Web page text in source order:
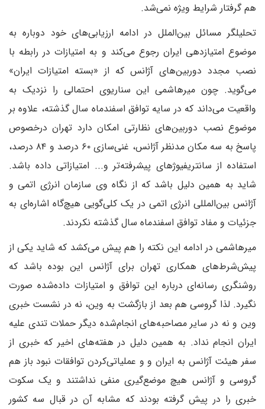
هم گرفتار شرایط ویژه نمی‌شد.
تحلیلگر مسائل بین‌الملل در ادامه ارزیابی‌های خود دوباره به
موضوع امتیازدهی ایران رجوع می‌کند و به امتیازات در رابطه با
نصب مجدد دوربین‌های آژانس که از «بسته امتیازات ایران»
می‌گوید. چون میرهاشمی این سناریوی احتمالی را نزدیک به
واقعیت می‌داند که در سایه توافق اسفندماه سال گذشته، علاوه بر
موضوع نصب دوربین‌های نظارتی امکان دارد تهران درخصوص
پاسخ به سه مکان مدنظر آژانس، غنی‌سازی ۶۰ درصد و ۸۴ درصد،
استفاده از سانتریفیوژهای پیشرفته‌تر و... امتیازاتی داده باشد.
شاید به همین دلیل باشد که از نگاه وی سازمان انرژی اتمی و
آژانس بین‌المللی انرژی اتمی در یک کلی‌گویی هیچ‌گاه اشاره‌ای به
جزئیات و مفاد توافق اسفندماه سال گذشته نکردند.
میرهاشمی در ادامه این نکته را هم پیش می‌کشد که شاید یکی از
پیش‌شرط‌های همکاری تهران برای آژانس این بوده باشد که
روشنگری رسانه‌ای درباره این توافق و امتیازات داده‌شده صورت
نگیرد. لذا گروسی هم بعد از بازگشت به وین، نه در نشست خبری
وین و نه در سایر مصاحبه‌های انجام‌شده دیگر حملات تندی علیه
ایران انجام نداد. به همین دلیل در هفته‌های اخیر که خبری از
سفر هیئت آژانس به ایران و و عملیاتی‌کردن توافقات نبود باز هم
گروسی و آژانس هیچ موضع‌گیری منفی نداشتند و یک سکوت
خبری را در پیش گرفته بودند که مشابه آن در قبال سه کشور